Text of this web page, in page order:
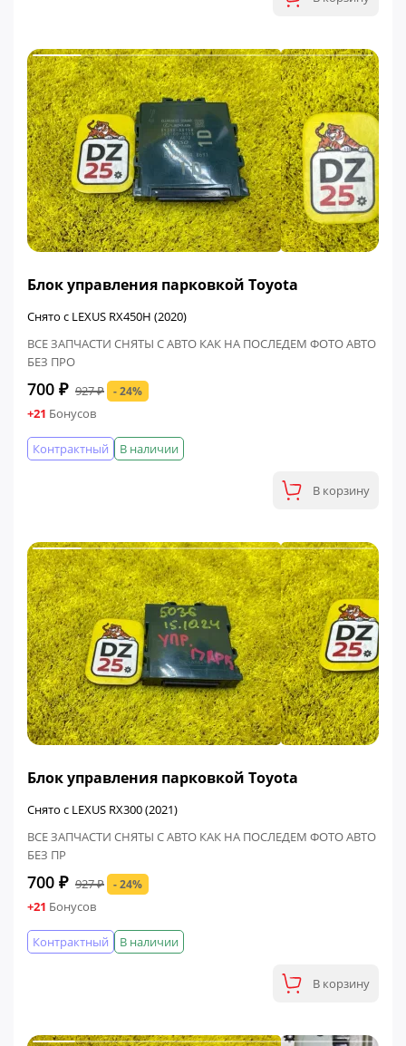
Блок управления парковкой Toyota
Снято с LEXUS RX450H (2020)
ВСЕ ЗАПЧАСТИ СНЯТЫ С АВТО КАК НА ПОСЛЕДЕМ ФОТО АВТО
БЕЗ ПРО
700 ₽ 927 ₽ - 24%
+21 Бонусов
В наличии
Контрактный
В корзину
Блок управления парковкой Toyota
Снято с LEXUS RX300 (2021)
ВСЕ ЗАПЧАСТИ СНЯТЫ С АВТО КАК НА ПОСЛЕДЕМ ФОТО АВТО
БЕЗ ПР
700 ₽ 927 ₽ - 24%
+21 Бонусов
В наличии
Контрактный
В корзину